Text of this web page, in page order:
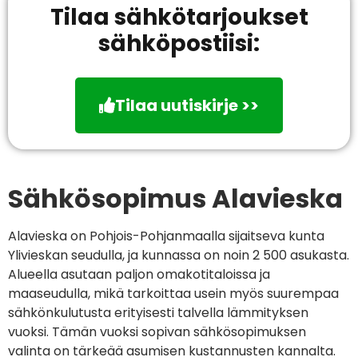
Tilaa sähkötarjoukset
sähköpostiisi:
Tilaa uutiskirje >>
Sähkösopimus Alavieska
Alavieska on Pohjois-Pohjanmaalla sijaitseva kunta
Ylivieskan seudulla, ja kunnassa on noin 2 500 asukasta.
Alueella asutaan paljon omakotitaloissa ja
maaseudulla, mikä tarkoittaa usein myös suurempaa
sähkönkulutusta erityisesti talvella lämmityksen
vuoksi. Tämän vuoksi sopivan sähkösopimuksen
valinta on tärkeää asumisen kustannusten kannalta.